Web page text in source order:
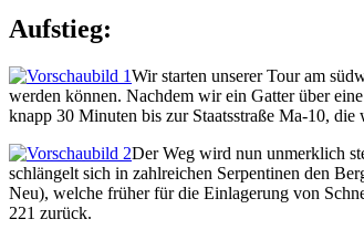
Aufstieg:
Wir starten unserer Tour am
werden können. Nachdem wir ein Gatter über
knapp 30 Minuten bis zur Staatsstraße Ma-10, die
Der Weg wird nun unmerklich
schlängelt sich in zahlreichen Serpentinen den
Neu), welche früher für die Einlagerung von
221 zurück.